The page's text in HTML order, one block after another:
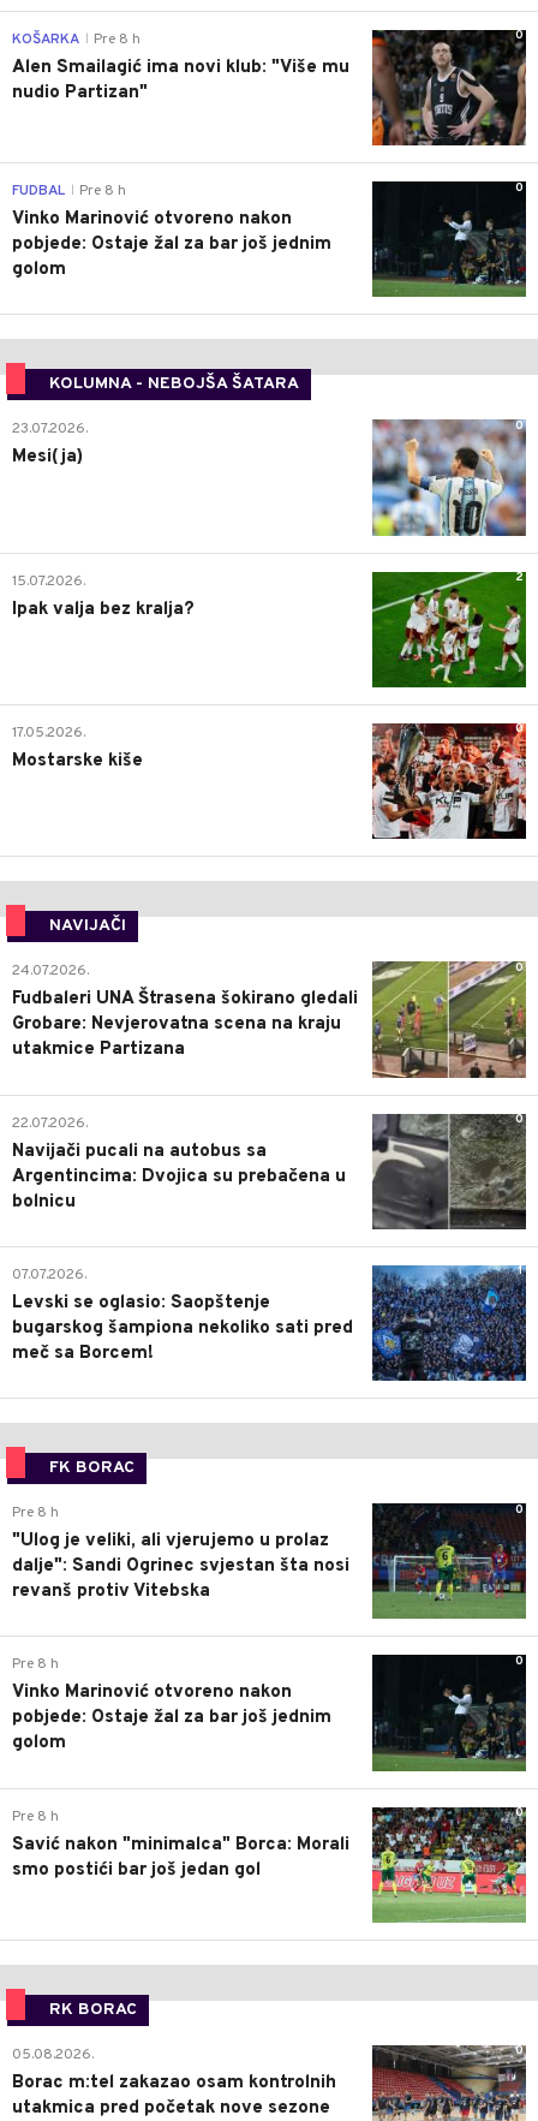
0
KOŠARKA Pre 8 h
Alen Smailagić ima novi klub: "Više mu
nudio Partizan"
0
FUDBAL Pre 8 h
Vinko Marinović otvoreno nakon
pobjede: Ostaje žal za bar još jednim
golom
KOLUMNA - NEBOJŠA ŠATARA
0
23.07.2026.
Mesi(ja)
2
15.07.2026.
Ipak valja bez kralja?
0
17.05.2026.
Mostarske kiše
NAVIJAČI
0
24.07.2026.
Fudbaleri UNA Štrasena šokirano gledali
Grobare: Nevjerovatna scena na kraju
utakmice Partizana
0
22.07.2026.
Navijači pucali na autobus sa
Argentincima: Dvojica su prebačena u
bolnicu
1
07.07.2026.
Levski se oglasio: Saopštenje
bugarskog šampiona nekoliko sati pred
meč sa Borcem!
FK BORAC
0
Pre 8 h
"Ulog je veliki, ali vjerujemo u prolaz
dalje": Sandi Ogrinec svjestan šta nosi
revanš protiv Vitebska
0
Pre 8 h
Vinko Marinović otvoreno nakon
pobjede: Ostaje žal za bar još jednim
golom
0
Pre 8 h
Savić nakon "minimalca" Borca: Morali
smo postići bar još jedan gol
RK BORAC
0
05.08.2026.
Borac m:tel zakazao osam kontrolnih
utakmica pred početak nove sezone